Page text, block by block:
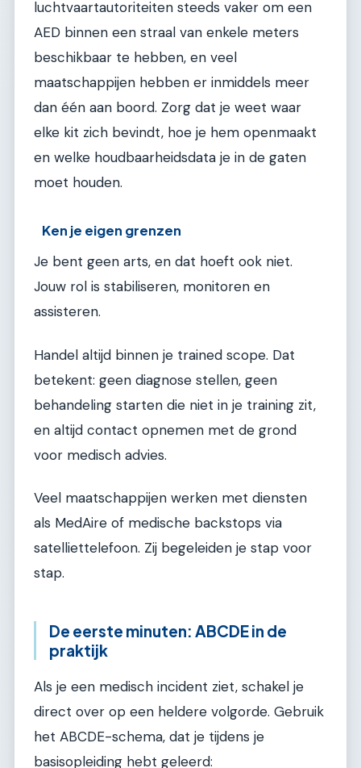
luchtvaartautoriteiten steeds vaker om een
AED binnen een straal van enkele meters
beschikbaar te hebben, en veel
maatschappijen hebben er inmiddels meer
dan één aan boord. Zorg dat je weet waar
elke kit zich bevindt, hoe je hem openmaakt
en welke houdbaarheidsdata je in de gaten
moet houden.
Ken je eigen grenzen
Je bent geen arts, en dat hoeft ook niet.
Jouw rol is stabiliseren, monitoren en
assisteren.
Handel altijd binnen je trained scope. Dat
betekent: geen diagnose stellen, geen
behandeling starten die niet in je training zit,
en altijd contact opnemen met de grond
voor medisch advies.
Veel maatschappijen werken met diensten
als MedAire of medische backstops via
satelliettelefoon. Zij begeleiden je stap voor
stap.
De eerste minuten: ABCDE in de
praktijk
Als je een medisch incident ziet, schakel je
direct over op een heldere volgorde. Gebruik
het ABCDE-schema, dat je tijdens je
basisopleiding hebt geleerd: